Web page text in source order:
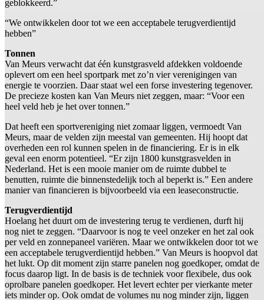
geblokkeerd.”
“We ontwikkelen door tot we een acceptabele terugverdientijd
hebben”
Tonnen
Van Meurs verwacht dat één kunstgrasveld afdekken voldoende
oplevert om een heel sportpark met zo’n vier verenigingen van
energie te voorzien. Daar staat wel een forse investering tegenover.
De precieze kosten kan Van Meurs niet zeggen, maar: “Voor een
heel veld heb je het over tonnen.”
Dat heeft een sportvereniging niet zomaar liggen, vermoedt Van
Meurs, maar de velden zijn meestal van gemeenten. Hij hoopt dat
overheden een rol kunnen spelen in de financiering. Er is in elk
geval een enorm potentieel. “Er zijn 1800 kunstgrasvelden in
Nederland. Het is een mooie manier om de ruimte dubbel te
benutten, ruimte die binnenstedelijk toch al beperkt is.” Een andere
manier van financieren is bijvoorbeeld via een leaseconstructie.
Terugverdientijd
Hoelang het duurt om de investering terug te verdienen, durft hij
nog niet te zeggen. “Daarvoor is nog te veel onzeker en het zal ook
per veld en zonnepaneel variëren. Maar we ontwikkelen door tot we
een acceptabele terugverdientijd hebben.” Van Meurs is hoopvol dat
het lukt. Op dit moment zijn starre panelen nog goedkoper, omdat de
focus daarop ligt. In de basis is de techniek voor flexibele, dus ook
oprolbare panelen goedkoper. Het levert echter per vierkante meter
iets minder op. Ook omdat de volumes nu nog minder zijn, liggen